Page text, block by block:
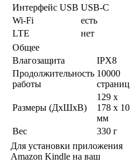
Интерфейс USB USB-C
Wi-Fi
есть
LTE
нет
Общее
Влагозащита
IPX8
Продолжительность
работы
10000
страниц
Размеры (ДхШхВ)
129 x
178 x 10
мм
Вес
330 г
Для установки приложения
Amazon Kindle на ваш